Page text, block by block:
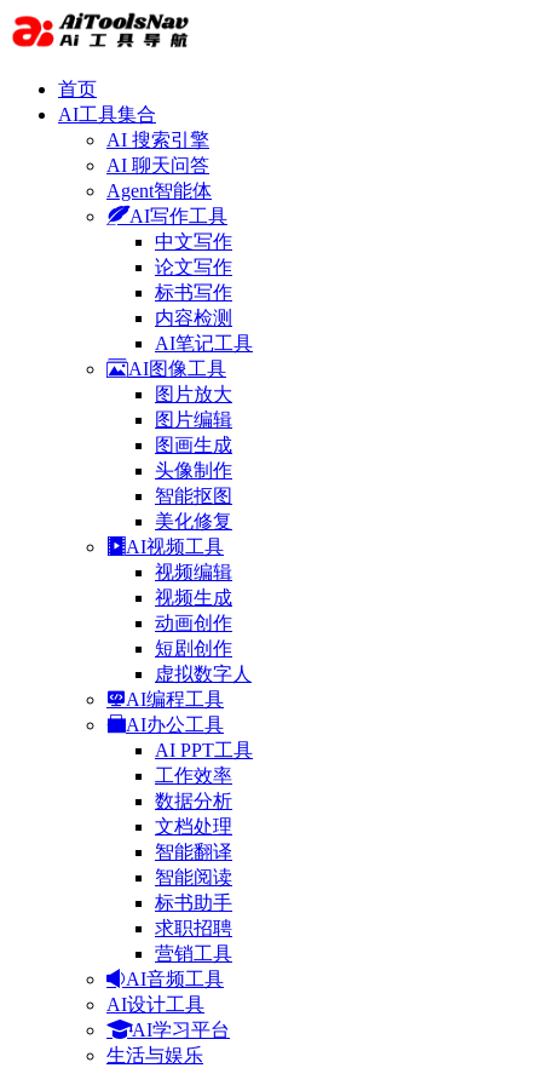
首页
AI工具集合
AI 搜索引擎
AI 聊天问答
Agent智能体
AI写作工具
中文写作
论文写作
标书写作
内容检测
AI笔记工具
AI图像工具
图片放大
图片编辑
图画生成
头像制作
智能抠图
美化修复
AI视频工具
视频编辑
视频生成
动画创作
短剧创作
虚拟数字人
AI编程工具
AI办公工具
AI PPT工具
工作效率
数据分析
文档处理
智能翻译
智能阅读
标书助手
求职招聘
营销工具
AI音频工具
AI设计工具
AI学习平台
生活与娱乐